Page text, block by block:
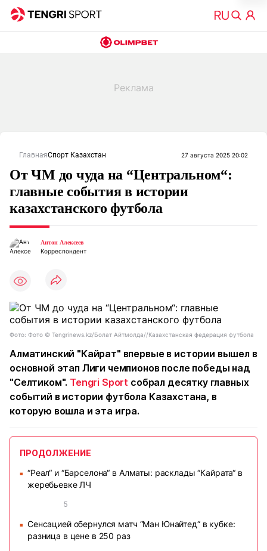
ГлавнаяСпорт Казахстан 27 августа 2025 20:02
От ЧМ до чуда на “Центральном“:
главные события в истории
казахстанского футбола
Антон Алексеев
Корреспондент
Фото: Фото ©️ Tengrinews.kz/Болат Айтмолда//Казахстанская федерация футбола
Алматинский "Кайрат" впервые в истории вышел в
основной этап Лиги чемпионов после победы над
"Селтиком". Tengri Sport собрал десятку главных
событий в истории футбола Казахстана, в
которую вошла и эта игра.
ПРОДОЛЖЕНИЕ
■
“Реал“ и “Барселона“ в Алматы: расклады “Кайрата“ в
жеребьевке ЛЧ
5
■
Сенсацией обернулся матч “Ман Юнайтед“ в кубке:
разница в цене в 250 раз